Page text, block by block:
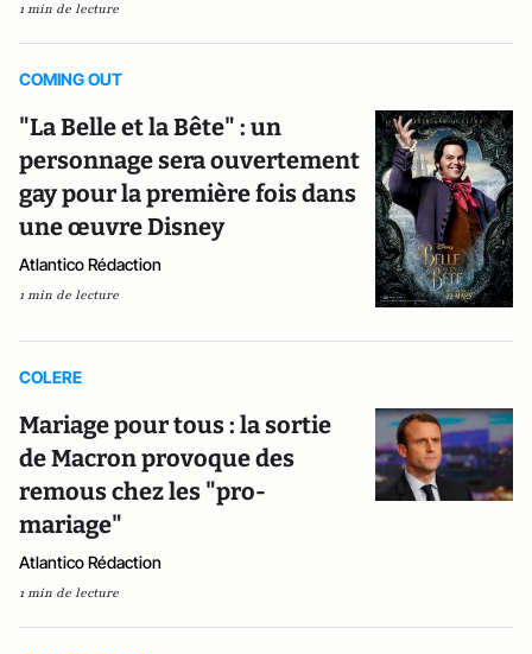
1 min de lecture
COMING OUT
"La Belle et la Bête" : un
personnage sera ouvertement
gay pour la première fois dans
une œuvre Disney
Atlantico Rédaction
1 min de lecture
COLERE
Mariage pour tous : la sortie
de Macron provoque des
remous chez les "pro-
mariage"
Atlantico Rédaction
1 min de lecture